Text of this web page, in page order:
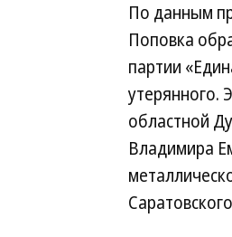
По данным
Поповка
партии
утерянного.
областной
Владимира